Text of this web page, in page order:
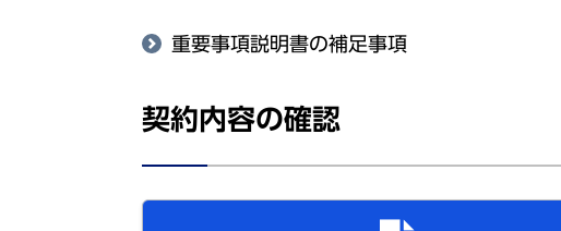
重要事項説明書の補足事項
契約内容の確認